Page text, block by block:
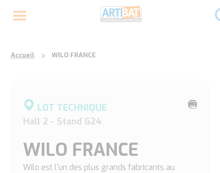
Accueil WILO FRANCE
Imprimer
LOT TECHNIQUE
Hall 2 - Stand G24
WILO FRANCE
Wilo est l'un des plus grands fabricants au